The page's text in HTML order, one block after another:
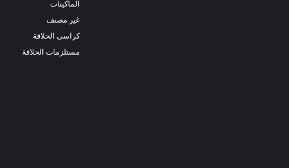
الماكينات
غير مصنف
كراسي الحلاقة
مستلزمات الحلاقة